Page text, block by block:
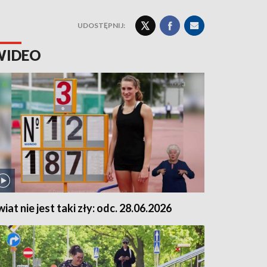
UDOSTĘPNIJ:
nie jest taki zły: odc. 28.06.2026